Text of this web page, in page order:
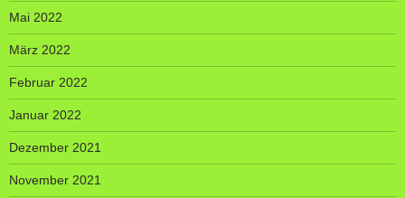
Mai 2022
März 2022
Februar 2022
Januar 2022
Dezember 2021
November 2021